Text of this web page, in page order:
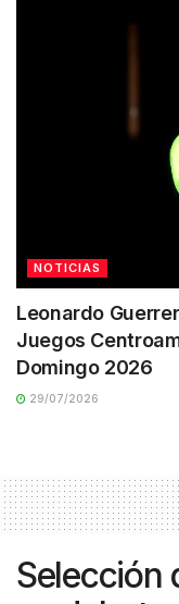
NOTICIAS
Leonardo
Juegos
Domingo 2026
29/07/2026
Selección